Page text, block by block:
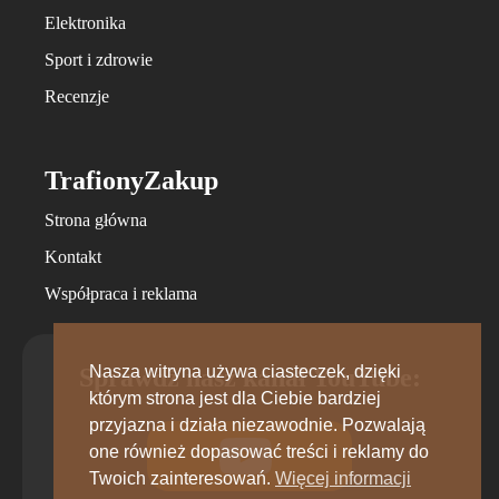
Elektronika
Sport i zdrowie
Recenzje
TrafionyZakup
Strona główna
Kontakt
Współpraca i reklama
Sprawdź nasz kanał YouTube:
Nasza witryna używa ciasteczek, dzięki
którym strona jest dla Ciebie bardziej
przyjazna i działa niezawodnie. Pozwalają
one również dopasować treści i reklamy do
Twoich zainteresowań. Więcej informacji